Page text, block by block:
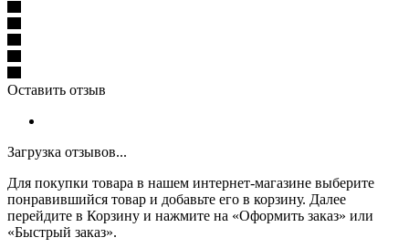
Оставить отзыв
Загрузка отзывов...
Для покупки товара в нашем интернет-магазине выберите
понравившийся товар и добавьте его в корзину. Далее
перейдите в Корзину и нажмите на «Оформить заказ» или
«Быстрый заказ».